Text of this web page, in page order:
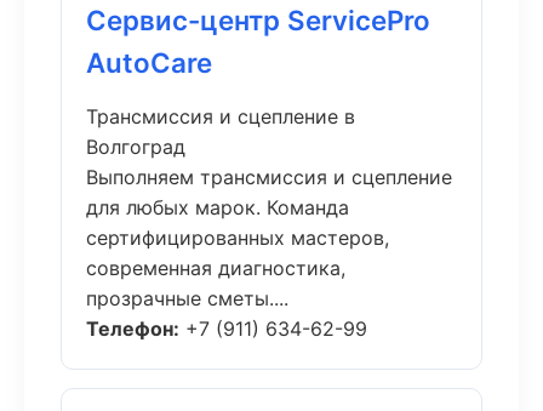
Сервис-центр ServicePro
AutoCare
Трансмиссия и сцепление в
Волгоград
Выполняем трансмиссия и сцепление
для любых марок. Команда
сертифицированных мастеров,
современная диагностика,
прозрачные сметы....
Телефон: +7 (911) 634-62-99